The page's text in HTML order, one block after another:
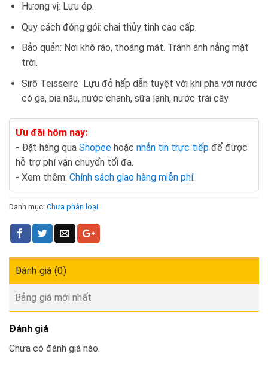
Hương vị: Lựu ép.
Quy cách đóng gói: chai thủy tinh cao cấp.
Bảo quản: Nơi khô ráo, thoáng mát. Tránh ánh nắng mặt
trời.
Sirô Teisseire Lựu đỏ hấp dẫn tuyệt vời khi pha với nước
có ga, bia nâu, nước chanh, sữa lạnh, nước trái cây
Ưu đãi hôm nay:
- Đặt hàng qua Shopee hoặc nhắn tin trực tiếp để được
hỗ trợ phí vận chuyển tối đa.
- Xem thêm: Chính sách giao hàng miễn phí.
Danh mục: Chưa phân loại
Đánh giá (0)
Bảng giá mới nhất
Đánh giá
Chưa có đánh giá nào.